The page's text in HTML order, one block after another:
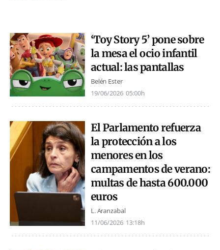
‘Toy Story 5’ pone sobre
la mesa el ocio infantil
actual: las pantallas
Belén Ester
19/06/2026 05:00h
El Parlamento refuerza
la protección a los
menores en los
campamentos de verano:
multas de hasta 600.000
euros
L. Aranzabal
11/06/2026 13:18h